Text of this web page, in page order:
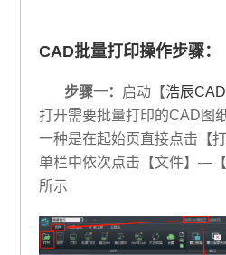
CAD批量打印操作步骤：
步骤一： 启动【浩辰CAD
打开需要批量打印的CAD图
一种是在起始页直接点击【
单栏中依次点击【文件】—
所示